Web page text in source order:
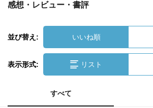
感想・レビュー・書評
並び替え: いいね順
表示形式: リスト
すべて